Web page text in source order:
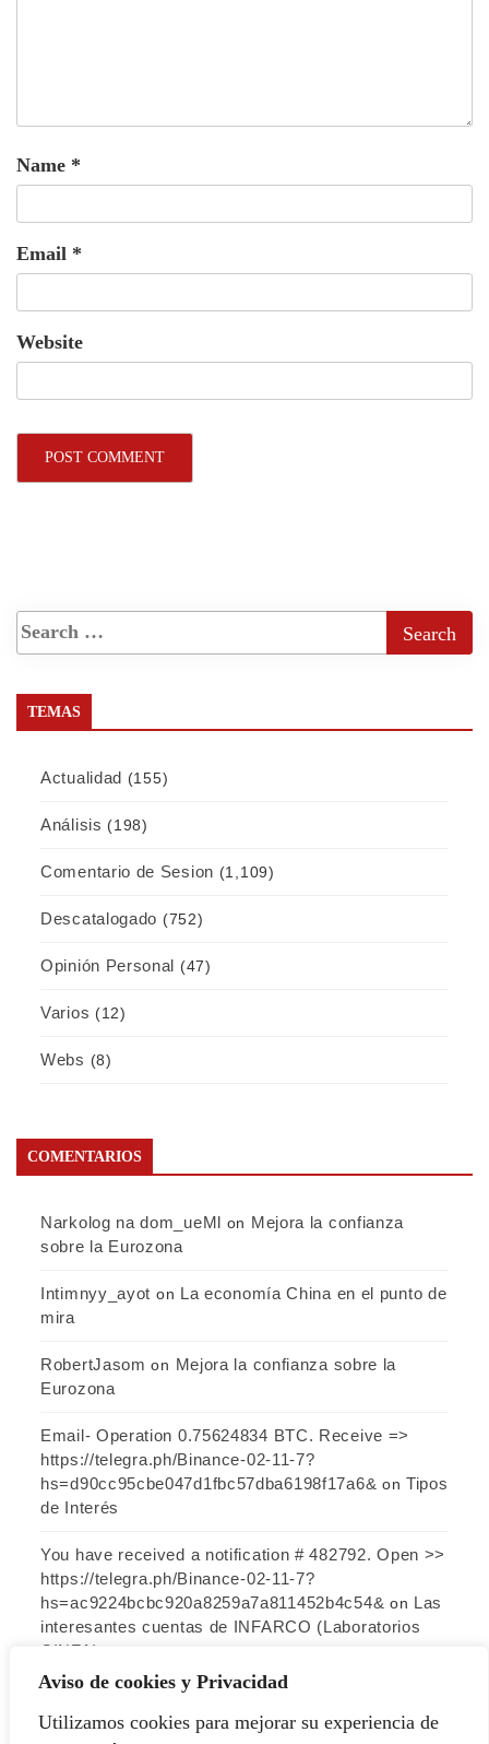
Aviso de cookies y Privacidad
Utilizamos cookies para mejorar su experiencia de
Name *
Email *
Website
TEMAS
Actualidad (155)
Análisis (198)
Comentario de Sesion (1,109)
Descatalogado (752)
Opinión Personal (47)
Varios (12)
Webs (8)
COMENTARIOS
Narkolog na dom_ueMl on Mejora la confianza
sobre la Eurozona
Intimnyy_ayot on La economía China en el punto de
mira
RobertJasom on Mejora la confianza sobre la
Eurozona
Email- Operation 0.75624834 BTC. Receive =>
https://telegra.ph/Binance-02-11-7?
hs=d90cc95cbe047d1fbc57dba6198f17a6& onTipos
de Interés
You have received a notification # 482792. Open >>
https://telegra.ph/Binance-02-11-7?
hs=ac9224bcbc920a8259a7a811452b4c54& on Las
interesantes cuentas de INFARCO (Laboratorios
CINFA)